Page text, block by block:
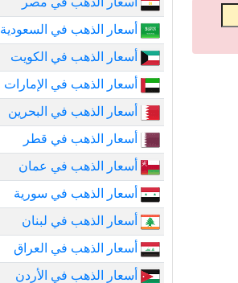
أسعار الذهب في السعودية
أسعار الذهب في الكويت
أسعار الذهب في الإمارات
أسعار الذهب في البحرين
أسعار الذهب في قطر
أسعار الذهب في عمان
أسعار الذهب في سورية
أسعار الذهب في لبنان
أسعار الذهب في العراق
أسعار الذهب في الأردن